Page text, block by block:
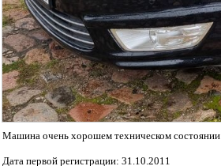
Машина очень хорошем техническом состоянии
Дата первой регистрации: 31.10.2011